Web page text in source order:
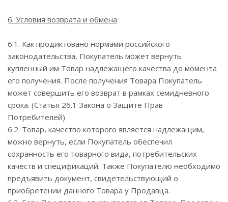
6. Условия возврата и обмена
6.1. Как продиктовано нормами российского
законодательства, Покупатель может вернуть
купленный им Товар надлежащего качества до момента
его получения. После получения Товара Покупатель
может совершить его возврат в рамках семидневного
срока. (Статья 26.1 Закона о Защите Прав
Потребителей)
6.2. Товар, качество которого является надлежащим,
можно вернуть, если Покупатель обеспечил
сохранность его товарного вида, потребительских
качеств и спецификаций. Также Покупателю необходимо
предъявить документ, свидетельствующий о
приобретении данного Товара у Продавца.